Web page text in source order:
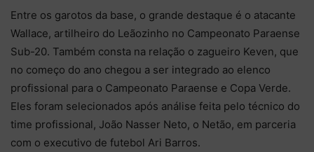
Entre os garotos da base, o grande destaque é o atacante
Wallace, artilheiro do Leãozinho no Campeonato Paraense
Sub-20. Também consta na relação o zagueiro Keven, que
no começo do ano chegou a ser integrado ao elenco
profissional para o Campeonato Paraense e Copa Verde.
Eles foram selecionados após análise feita pelo técnico do
time profissional, João Nasser Neto, o Netão, em parceria
com o executivo de futebol Ari Barros.